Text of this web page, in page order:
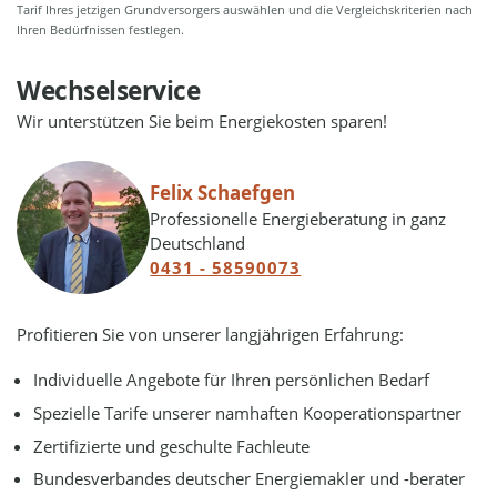
Tarif Ihres jetzigen Grundversorgers auswählen und die Vergleichskriterien nach
Ihren Bedürfnissen festlegen.
Wechselservice
Wir unterstützen Sie beim Energiekosten sparen!
Felix Schaefgen
Professionelle Energieberatung in ganz
Deutschland
0431 - 58590073
Profitieren Sie von unserer langjährigen Erfahrung:
Individuelle Angebote für Ihren persönlichen Bedarf
Spezielle Tarife unserer namhaften Kooperationspartner
Zertifizierte und geschulte Fachleute
Bundesverbandes deutscher Energiemakler und -berater